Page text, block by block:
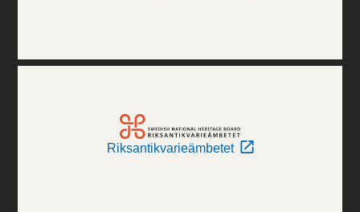
Riksantikvarieämbetet